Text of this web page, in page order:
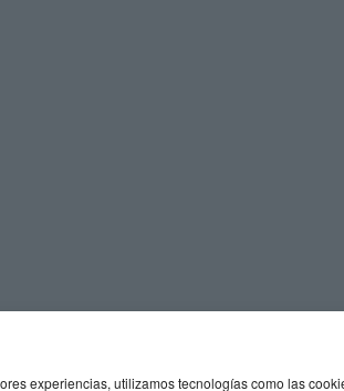
experiencias, utilizamos tecnologías como las